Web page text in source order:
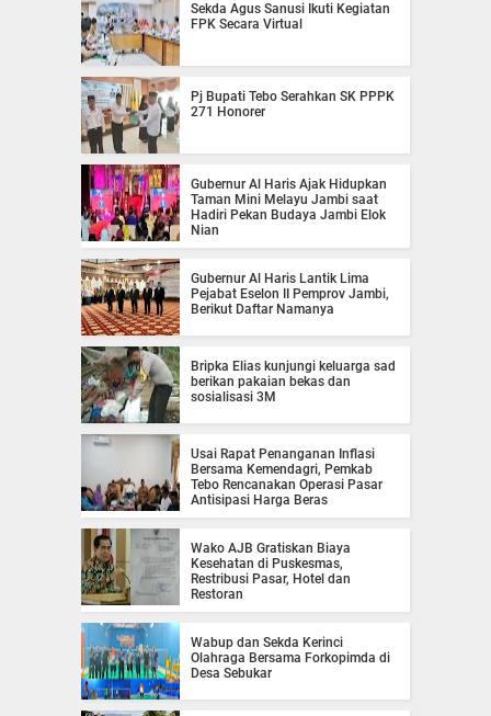
Sekda Agus Sanusi Ikuti Kegiatan
FPK Secara Virtual
Pj Bupati Tebo Serahkan SK PPPK
271 Honorer
Gubernur Al Haris Ajak Hidupkan
Taman Mini Melayu Jambi saat
Hadiri Pekan Budaya Jambi Elok
Nian
Gubernur Al Haris Lantik Lima
Pejabat Eselon II Pemprov Jambi,
Berikut Daftar Namanya
Bripka Elias kunjungi keluarga sad
berikan pakaian bekas dan
sosialisasi 3M
Usai Rapat Penanganan Inflasi
Bersama Kemendagri, Pemkab
Tebo Rencanakan Operasi Pasar
Antisipasi Harga Beras
Wako AJB Gratiskan Biaya
Kesehatan di Puskesmas,
Restribusi Pasar, Hotel dan
Restoran
Wabup dan Sekda Kerinci
Olahraga Bersama Forkopimda di
Desa Sebukar